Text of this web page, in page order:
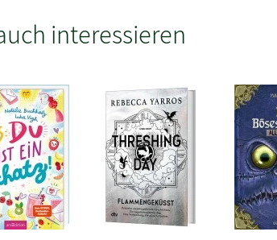
interessieren